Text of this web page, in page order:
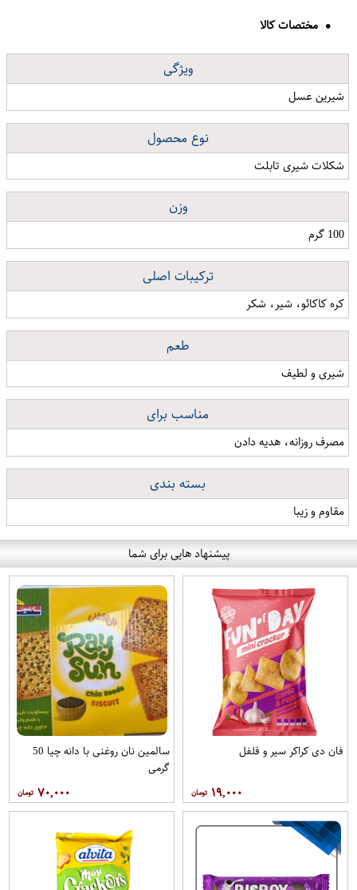
مختصات کالا
ویژگی
شیرین عسل
نوع محصول
شکلات شیری تابلت
وزن
100 گرم
ترکیبات اصلی
کره کاکائو، شیر، شکر
طعم
شیری و لطیف
مناسب برای
مصرف روزانه، هدیه دادن
بسته بندی
مقاوم و زیبا
پیشنهاد هایی برای شما
فان دی کراکر سیر و فلفل
۱۹,۰۰۰
سالمین نان روغنی با دانه چیا 50
گرمی
۷۰,۰۰۰